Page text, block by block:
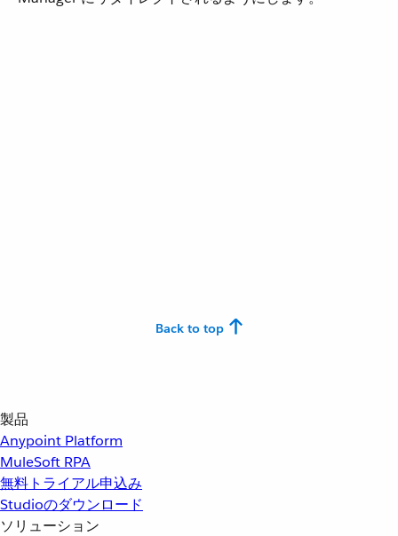
Back to top
製品
Anypoint Platform
MuleSoft RPA
無料トライアル申込み
Studioのダウンロード
ソリューション